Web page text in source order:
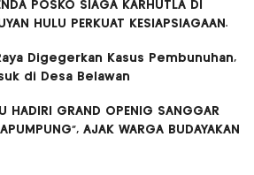
POSKO SIAGA KARHUTLA DI
HULU PERKUAT KESIAPSIAGAAN.
Digegerkan Kasus Pembunuhan,
di Desa Belawan
HADIRI GRAND OPENIG SANGGAR
AJAK WARGA BUDAYAKAN